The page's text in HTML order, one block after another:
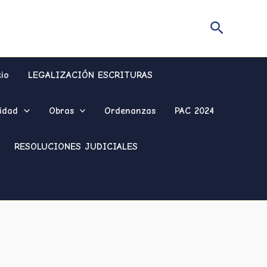
Buscar
LEGALIZACIÓN ESCRITURAS
Obras Ordenanzas PAC 2024
RESOLUCIONES JUDICIALES